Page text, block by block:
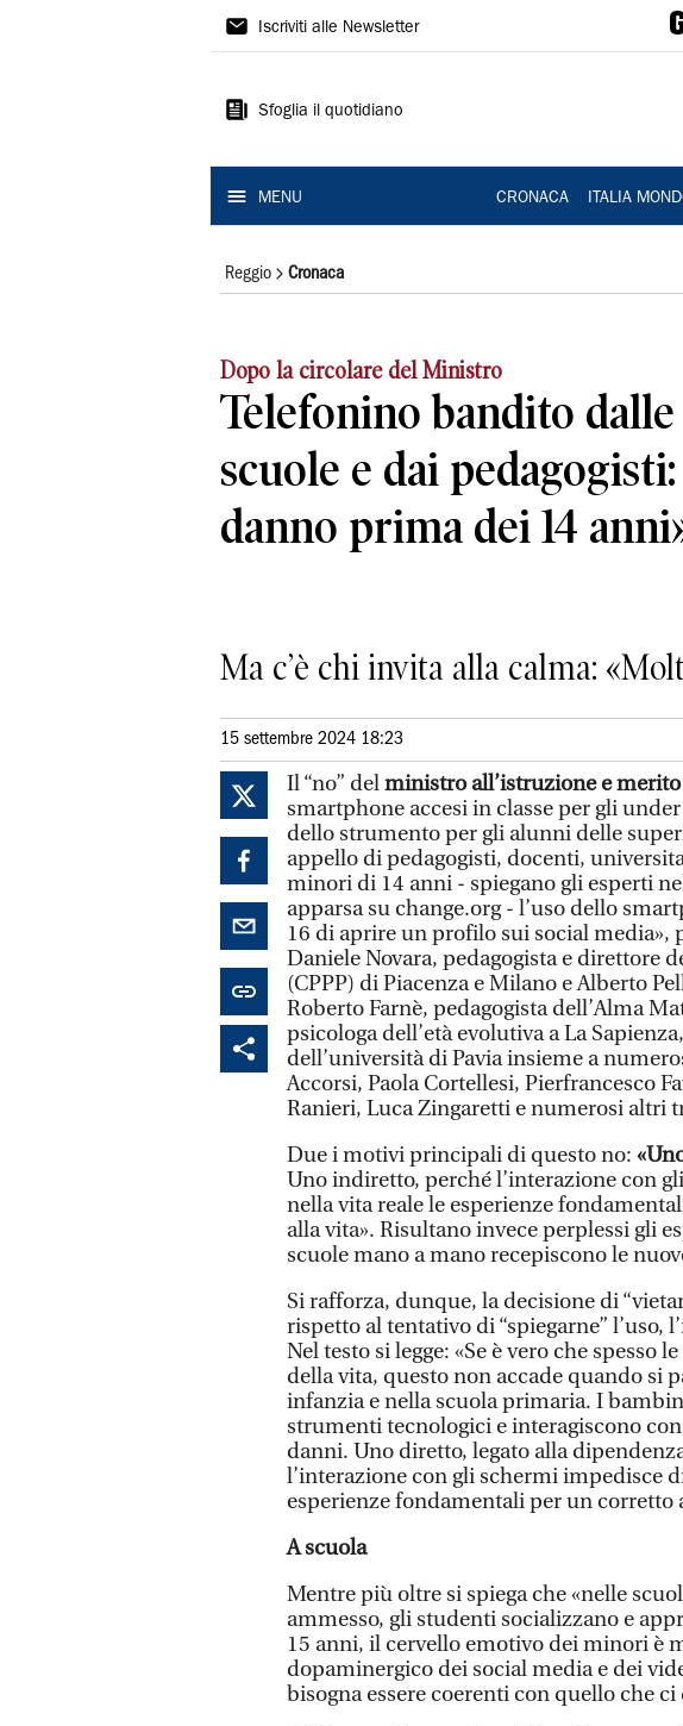
Gazzetta
Reggio
Iscriviti alle Newsletter
Sfoglia il quotidiano
MENU CRONACA ITALIA
Reggio Cronaca
Dopo la circolare del Ministro
Telefonino bandito dalle
scuole e dai
danno prima dei 14
Ma c’è chi invita alla calma:
15 settembre 2024 18:23
Il “no” delministro all’istruzione e
smartphone accesi in classe per gli
dello strumento per gli alunni delle
appello di pedagogisti, docenti,
minori di 14 anni - spiegano gli esperti
apparsa su change.org - l’uso dello
16 di aprire un profilo sui social
Daniele Novara, pedagogista e direttore
(CPPP) di Piacenza e Milano e Alberto
Roberto Farnè, pedagogista dell’Alma
psicologa dell’età evolutiva a La
dell’università di Pavia insieme a
Accorsi, Paola Cortellesi, Pierfrancesco
Ranieri, Luca Zingaretti e numerosi altri
Due i motivi principali di questo no:
Uno indiretto, perché l’interazione con
nella vita reale le esperienze
alla vita». Risultano invece perplessi gli
scuole mano a mano recepiscono le
Si rafforza, dunque, la decisione di
rispetto al tentativo di “spiegarne” l’uso,
Nel testo si legge: «Se è vero che spesso
della vita, questo non accade quando si
infanzia e nella scuola primaria. I
strumenti tecnologici e interagiscono
danni. Uno diretto, legato alla
l’interazione con gli schermi impedisce
esperienze fondamentali per un corretto
A scuola
Mentre più oltre si spiega che «nelle
ammesso, gli studenti socializzano e
15 anni, il cervello emotivo dei minori è
dopaminergico dei social media e dei
bisogna essere coerenti con quello che